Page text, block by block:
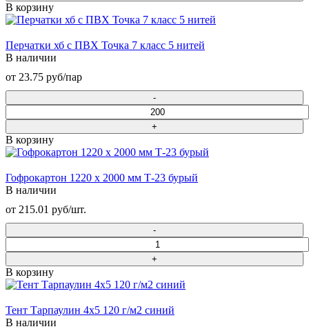
В корзину
Перчатки хб с ПВХ Точка 7 класс 5 нитей
В наличии
от 23.75 руб/пар
В корзину
Гофрокартон 1220 х 2000 мм Т-23 бурый
В наличии
от 215.01 руб/шт.
В корзину
Тент Тарпаулин 4х5 120 г/м2 синий
В наличии